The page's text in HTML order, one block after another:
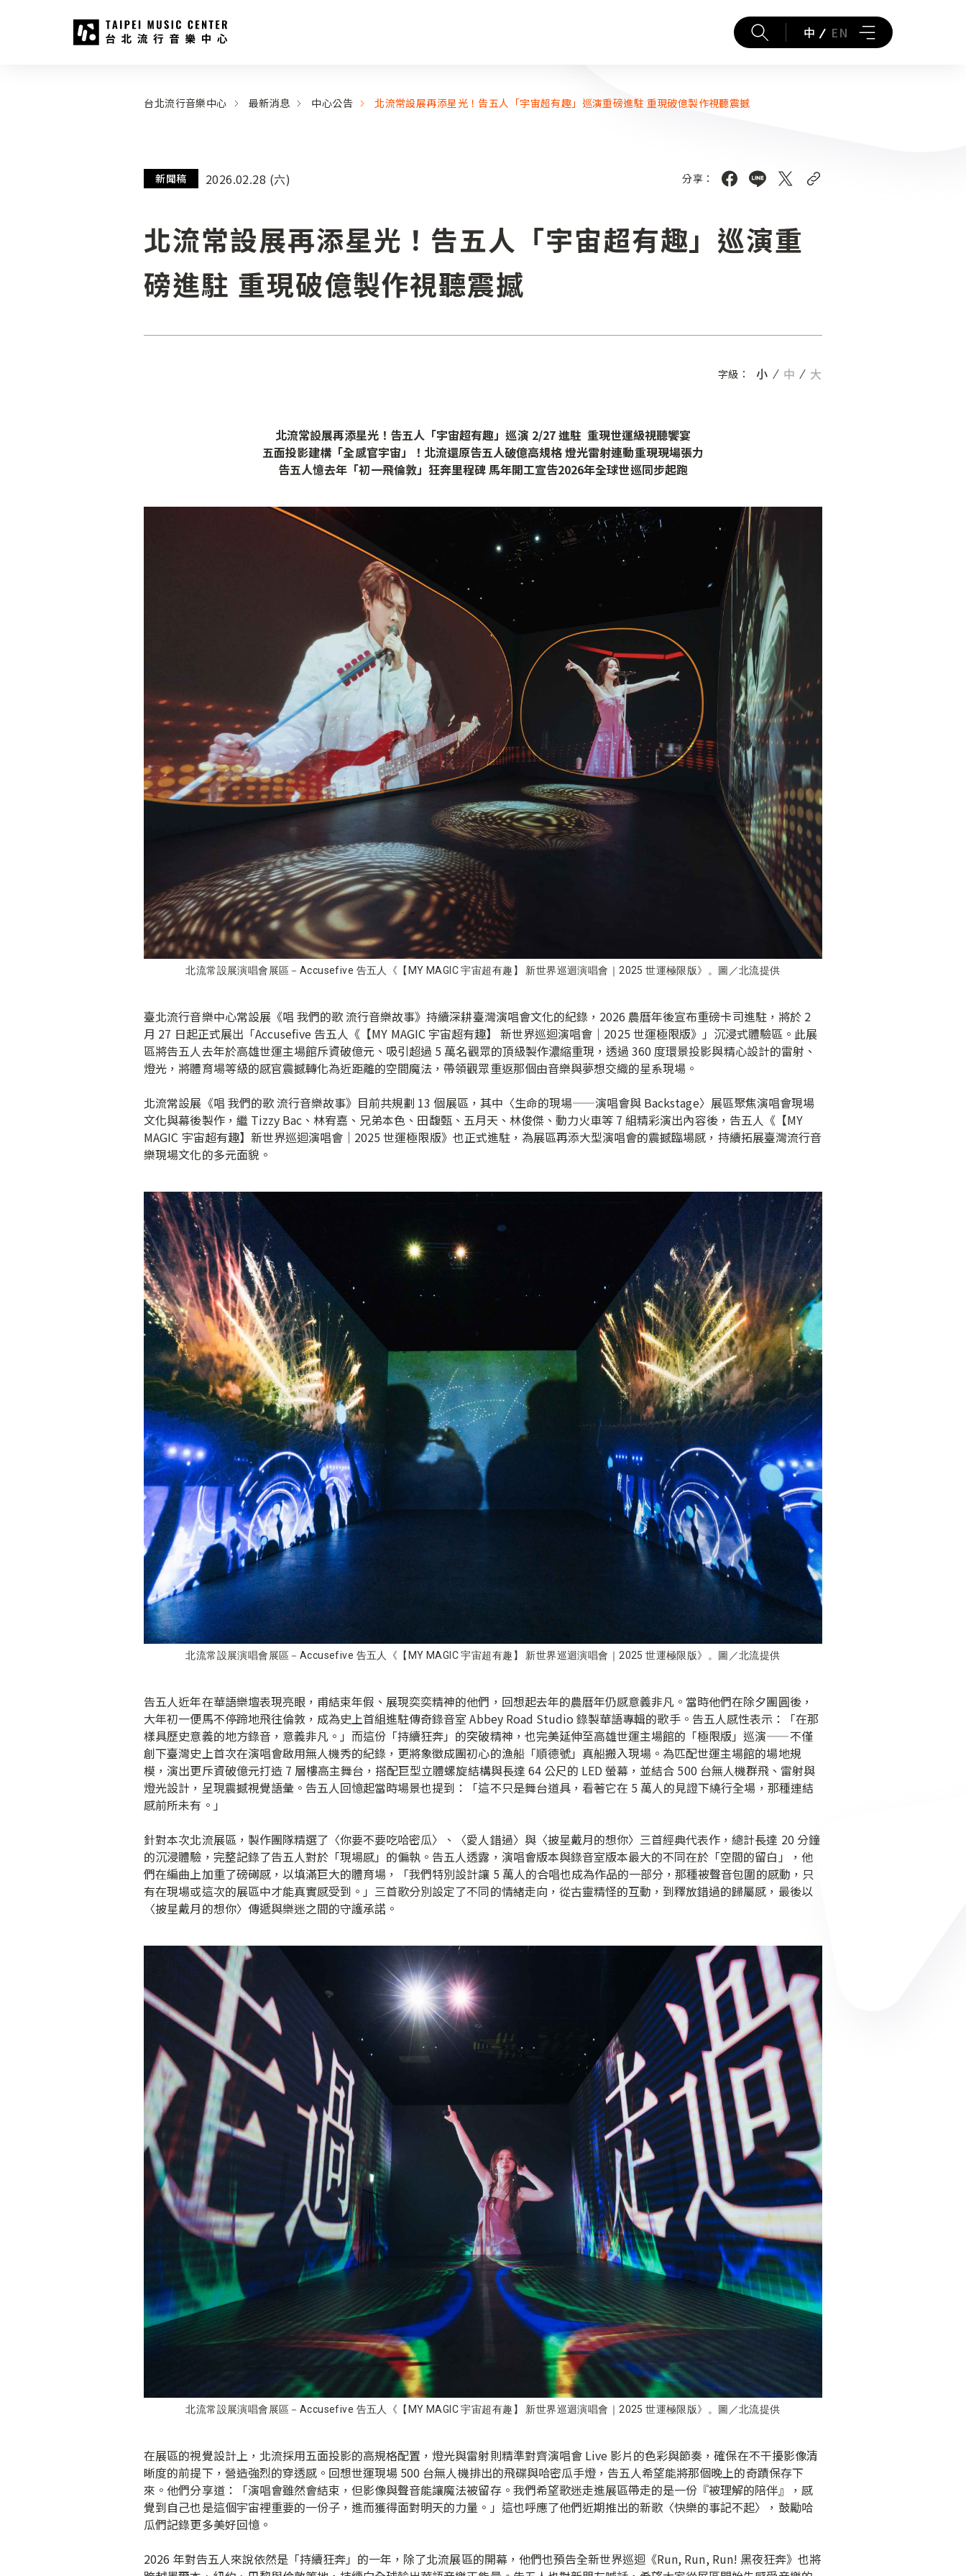
::: 中 EN
台北流行音樂中心 最新消息 中心公告 北流常設展再添星光！告五人「宇宙超有趣」巡演重磅進駐 重現破億製作視聽震撼
新聞稿 2026.02.28 (六) 分享：
北流常設展再添星光！告五人「宇宙超有趣」巡演重
磅進駐 重現破億製作視聽震撼
字級： 小 中 大
北流常設展再添星光！告五人「宇宙超有趣」巡演 2/27 進駐 重現世運級視聽饗宴
五面投影建構「全感官宇宙」！北流還原告五人破億高規格 燈光雷射連動重現現場張力
告五人憶去年「初一飛倫敦」狂奔里程碑 馬年開工宣告2026年全球世巡同步起跑
北流常設展演唱會展區－Accusefive 告五人《【MY MAGIC 宇宙超有趣】 新世界巡迴演唱會｜2025 世運極限版》。圖／北流提供
臺北流行音樂中心常設展《唱 我們的歌 流行音樂故事》持續深耕臺灣演唱會文化的紀錄，2026 農曆年後宣布重磅卡司進駐，將於 2
月 27 日起正式展出「Accusefive 告五人《【MY MAGIC 宇宙超有趣】 新世界巡迴演唱會｜2025 世運極限版》」沉浸式體驗區。此展
區將告五人去年於高雄世運主場館斥資破億元、吸引超過 5 萬名觀眾的頂級製作濃縮重現，透過 360 度環景投影與精心設計的雷射、
燈光，將體育場等級的感官震撼轉化為近距離的空間魔法，帶領觀眾重返那個由音樂與夢想交織的星系現場。
北流常設展《唱 我們的歌 流行音樂故事》目前共規劃 13 個展區，其中〈生命的現場——演唱會與 Backstage〉展區聚焦演唱會現場
文化與幕後製作，繼 Tizzy Bac、林宥嘉、兄弟本色、田馥甄、五月天、林俊傑、動力火車等 7 組精彩演出內容後，告五人《【MY
MAGIC 宇宙超有趣】新世界巡迴演唱會｜2025 世運極限版》也正式進駐，為展區再添大型演唱會的震撼臨場感，持續拓展臺灣流行音
樂現場文化的多元面貌。
北流常設展演唱會展區－Accusefive 告五人《【MY MAGIC 宇宙超有趣】 新世界巡迴演唱會｜2025 世運極限版》。圖／北流提供
告五人近年在華語樂壇表現亮眼，甫結束年假、展現奕奕精神的他們，回想起去年的農曆年仍感意義非凡。當時他們在除夕團圓後，
大年初一便馬不停蹄地飛往倫敦，成為史上首組進駐傳奇錄音室 Abbey Road Studio 錄製華語專輯的歌手。告五人感性表示：「在那
樣具歷史意義的地方錄音，意義非凡。」而這份「持續狂奔」的突破精神，也完美延伸至高雄世運主場館的「極限版」巡演——不僅
創下臺灣史上首次在演唱會啟用無人機秀的紀錄，更將象徵成團初心的漁船「順德號」真船搬入現場。為匹配世運主場館的場地規
模，演出更斥資破億元打造 7 層樓高主舞台，搭配巨型立體螺旋結構與長達 64 公尺的 LED 螢幕，並結合 500 台無人機群飛、雷射與
燈光設計，呈現震撼視覺語彙。告五人回憶起當時場景也提到：「這不只是舞台道具，看著它在 5 萬人的見證下繞行全場，那種連結
感前所未有。」
針對本次北流展區，製作團隊精選了〈你要不要吃哈密瓜〉、〈愛人錯過〉與〈披星戴月的想你〉三首經典代表作，總計長達 20 分鐘
的沉浸體驗，完整記錄了告五人對於「現場感」的偏執。告五人透露，演唱會版本與錄音室版本最大的不同在於「空間的留白」，他
們在編曲上加重了磅礡感，以填滿巨大的體育場，「我們特別設計讓 5 萬人的合唱也成為作品的一部分，那種被聲音包圍的感動，只
有在現場或這次的展區中才能真實感受到。」三首歌分別設定了不同的情緒走向，從古靈精怪的互動，到釋放錯過的歸屬感，最後以
〈披星戴月的想你〉傳遞與樂迷之間的守護承諾。
北流常設展演唱會展區－Accusefive 告五人《【MY MAGIC 宇宙超有趣】 新世界巡迴演唱會｜2025 世運極限版》。圖／北流提供
在展區的視覺設計上，北流採用五面投影的高規格配置，燈光與雷射則精準對齊演唱會 Live 影片的色彩與節奏，確保在不干擾影像清
晰度的前提下，營造強烈的穿透感。回想世運現場 500 台無人機排出的飛碟與哈密瓜手燈，告五人希望能將那個晚上的奇蹟保存下
來。他們分享道：「演唱會雖然會結束，但影像與聲音能讓魔法被留存。我們希望歌迷走進展區帶走的是一份『被理解的陪伴』，感
覺到自己也是這個宇宙裡重要的一份子，進而獲得面對明天的力量。」這也呼應了他們近期推出的新歌〈快樂的事記不起〉，鼓勵哈
瓜們記錄更多美好回憶。
2026 年對告五人來說依然是「持續狂奔」的一年，除了北流展區的開幕，他們也預告全新世界巡迴《Run, Run, Run! 黑夜狂奔》也將